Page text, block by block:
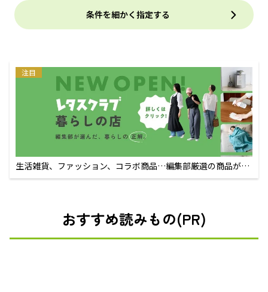
条件を細かく指定する
注目
生活雑貨、ファッション、コラボ商品…編集部厳選の商品が買
えるECサイト
おすすめ読みもの(PR)